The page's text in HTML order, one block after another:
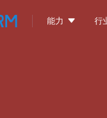
能力  行